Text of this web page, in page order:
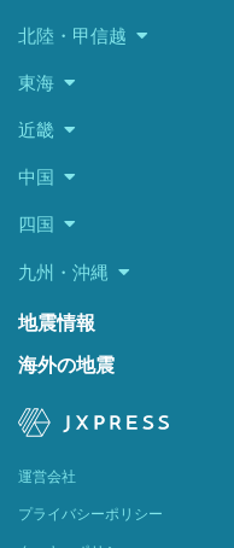
北陸・甲信越
東海
近畿
中国
四国
九州・沖縄
地震情報
海外の地震
運営会社
プライバシーポリシー